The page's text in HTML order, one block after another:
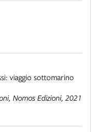
viaggio sottomarino
Nomos Edizioni, 2021